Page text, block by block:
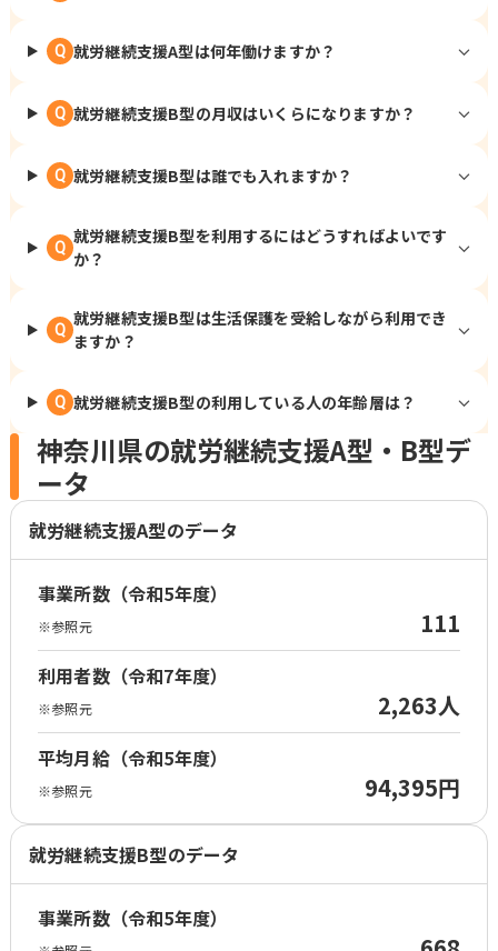
Q 就労継続支援A型は何年働けますか？
Q 就労継続支援B型の月収はいくらになりますか？
Q 就労継続支援B型は誰でも入れますか？
Q
就労継続支援B型を利用するにはどうすればよいです
か？
Q
就労継続支援B型は生活保護を受給しながら利用でき
ますか？
Q 就労継続支援B型の利用している人の年齢層は？
神奈川県の就労継続支援A型・B型デ
ータ
就労継続支援A型のデータ
事業所数（令和5年度）
※参照元 111
利用者数（令和7年度）
※参照元 2,263人
平均月給（令和5年度）
※参照元 94,395円
就労継続支援B型のデータ
事業所数（令和5年度）